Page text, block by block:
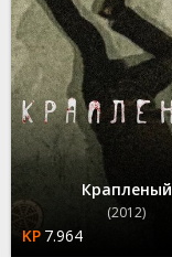
Крапленый
(2012)
7.964